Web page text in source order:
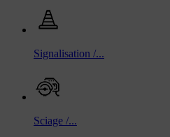
Signalisation /...
Sciage /...